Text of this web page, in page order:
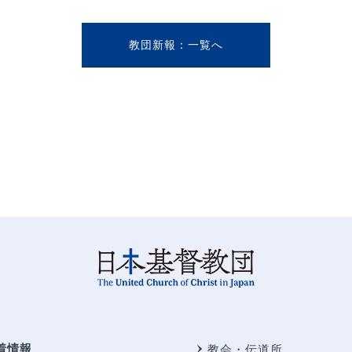
教団新報
情報